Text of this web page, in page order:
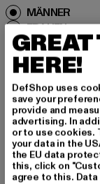
MÄNNER
FRAUEN
E-MAIL
Informationen dazu,
in unserer
abmelden.
GREAT
HERE!
DefShop uses
save your
provide and
advertising. In
or to use cookies.
your data in the
the EU data
this, click on
agree to this.